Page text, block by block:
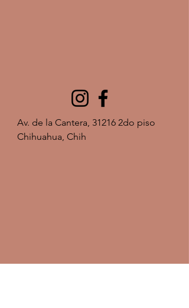
Av. de la Cantera, 31216 2do piso
Chihuahua, Chih